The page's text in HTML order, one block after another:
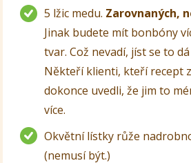
5 lžic medu. Zarovnaných,
Jinak budete mít bonbóny
tvar. Což nevadí, jíst se to
Někteří klienti, kteří recept
dokonce uvedli, že jim to
více.
Okvětní lístky růže
(nemusí být.)